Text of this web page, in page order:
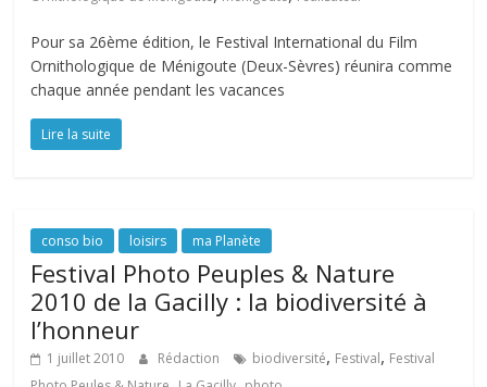
Pour sa 26ème édition, le Festival International du Film
Ornithologique de Ménigoute (Deux-Sèvres) réunira comme
chaque année pendant les vacances
Lire la suite
conso bio loisirs ma Planète
Festival Photo Peuples & Nature
2010 de la Gacilly : la biodiversité à
l’honneur
1 juillet 2010 Rédaction biodiversité, Festival, Festival